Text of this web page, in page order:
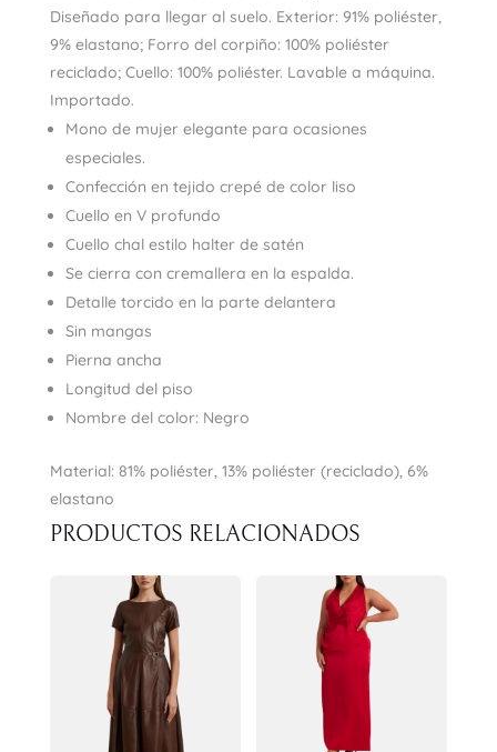
Diseñado para llegar al suelo. Exterior: 91% poliéster,
9% elastano; Forro del corpiño: 100% poliéster
reciclado; Cuello: 100% poliéster. Lavable a máquina.
Importado.
Mono de mujer elegante para ocasiones
especiales.
Confección en tejido crepé de color liso
Cuello en V profundo
Cuello chal estilo halter de satén
Se cierra con cremallera en la espalda.
Detalle torcido en la parte delantera
Sin mangas
Pierna ancha
Longitud del piso
Nombre del color: Negro
Material: 81% poliéster, 13% poliéster (reciclado), 6%
elastano
PRODUCTOS RELACIONADOS